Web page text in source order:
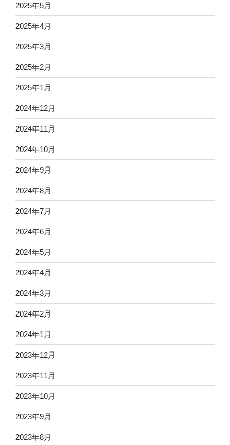
2025年5月
2025年4月
2025年3月
2025年2月
2025年1月
2024年12月
2024年11月
2024年10月
2024年9月
2024年8月
2024年7月
2024年6月
2024年5月
2024年4月
2024年3月
2024年2月
2024年1月
2023年12月
2023年11月
2023年10月
2023年9月
2023年8月